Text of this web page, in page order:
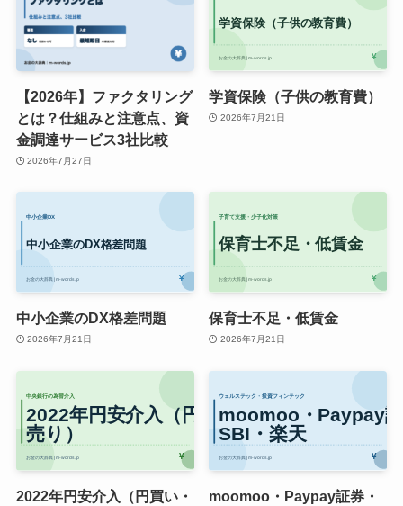
【2026年】ファクタリング
とは？仕組みと注意点、資
金調達サービス3社比較
2026年7月27日
学資保険（子供の教育費）
2026年7月21日
中小企業のDX格差問題
2026年7月21日
保育士不足・低賃金
2026年7月21日
2022年円安介入（円買い・
moomoo・Paypay証券・